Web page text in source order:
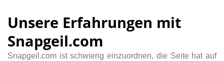
Unsere Erfahrungen mit
Snapgeil.com
Snapgeil.com ist schwierig einzuordnen, die Seite hat auf